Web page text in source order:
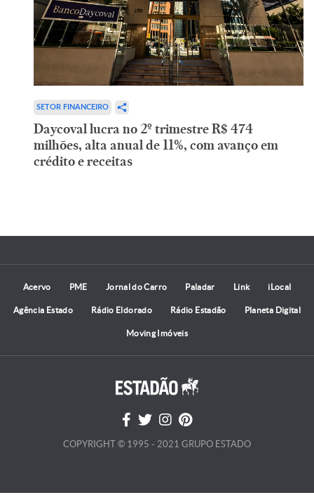
SETOR FINANCEIRO
Daycoval lucra no 2º trimestre R$ 474
milhões, alta anual de 11%, com avanço em
crédito e receitas
Acervo PME Jornal do Carro Paladar Link iLocal
Agência Estado Rádio Eldorado Rádio Estadão Planeta Digital
Moving Imóveis
COPYRIGHT © 1995 - 2021 GRUPO ESTADO